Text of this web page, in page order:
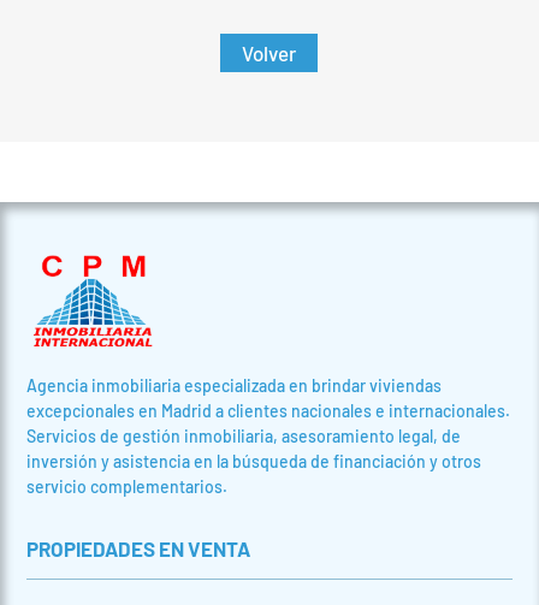
Volver
Agencia inmobiliaria especializada en brindar viviendas
excepcionales en Madrid a clientes nacionales e internacionales.
Servicios de gestión inmobiliaria, asesoramiento legal, de
inversión y asistencia en la búsqueda de financiación y otros
servicio complementarios.
PROPIEDADES EN VENTA